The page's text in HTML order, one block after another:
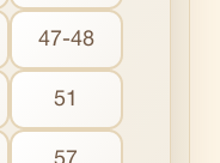
47-48
51